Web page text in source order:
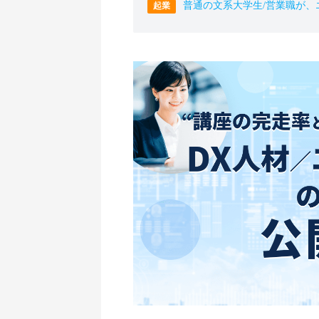
普通の文系大学生/営業職が